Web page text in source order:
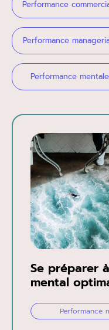
Performance
Performance
Performance mentale
Se préparer
mental
Performance